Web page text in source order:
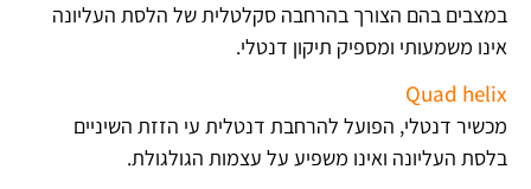
במצבים בהם הצורך בהרחבה סקלטלית של הלסת העליונה
אינו משמעותי ומספיק תיקון דנטלי.
Quad helix
מכשיר דנטלי, הפועל להרחבת דנטלית עי הזזת השיניים
בלסת העליונה ואינו משפיע על עצמות הגולגולת.